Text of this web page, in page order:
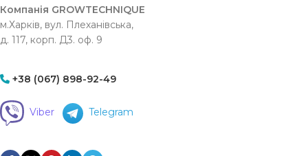
Компанія GROWTECHNIQUE
м.Харків, вул. Плеханівська,
д. 117, корп. Д3. оф. 9
+38 (067) 898-92-49
Viber Telegram